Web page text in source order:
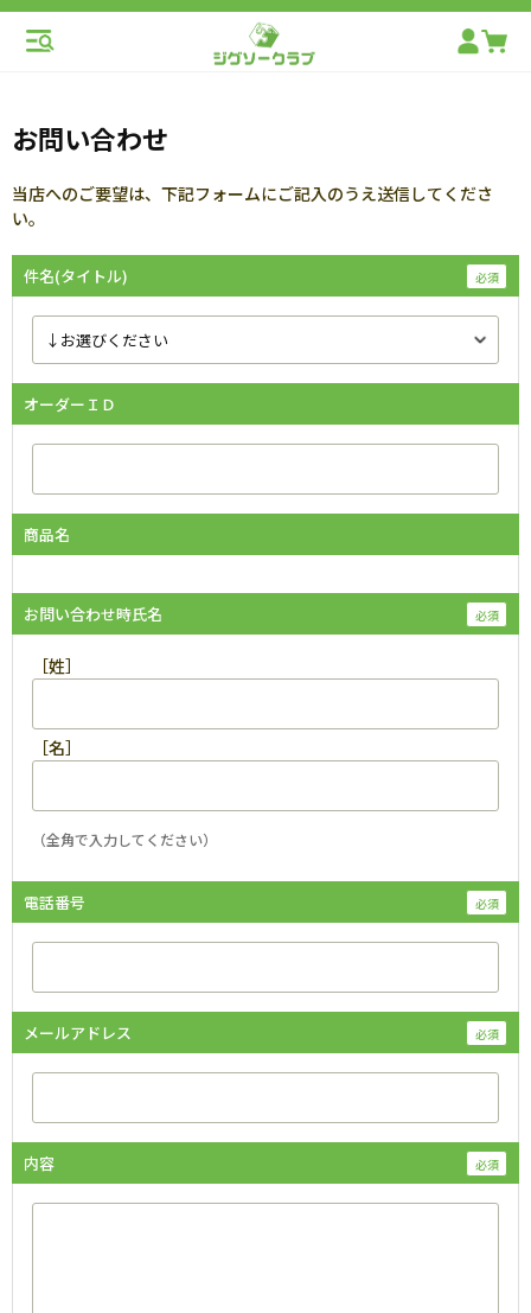
お問い合わせ
当店へのご要望は、下記フォームにご記入のうえ送信してくださ
い。
件名(タイトル)
オーダーＩＤ
商品名
お問い合わせ時氏名
［姓］
［名］
（全角で入力してください）
電話番号
メールアドレス
内容